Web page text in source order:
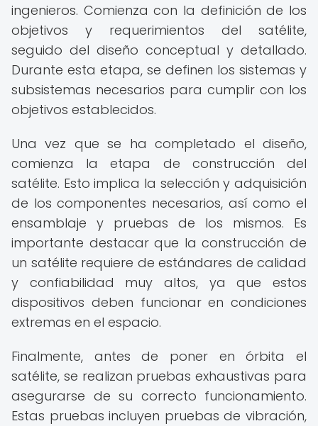
ingenieros. Comienza con la definición de los
objetivos y requerimientos del satélite,
seguido del diseño conceptual y detallado.
Durante esta etapa, se definen los sistemas y
subsistemas necesarios para cumplir con los
objetivos establecidos.
Una vez que se ha completado el diseño,
comienza la etapa de construcción del
satélite. Esto implica la selección y adquisición
de los componentes necesarios, así como el
ensamblaje y pruebas de los mismos. Es
importante destacar que la construcción de
un satélite requiere de estándares de calidad
y confiabilidad muy altos, ya que estos
dispositivos deben funcionar en condiciones
extremas en el espacio.
Finalmente, antes de poner en órbita el
satélite, se realizan pruebas exhaustivas para
asegurarse de su correcto funcionamiento.
Estas pruebas incluyen pruebas de vibración,